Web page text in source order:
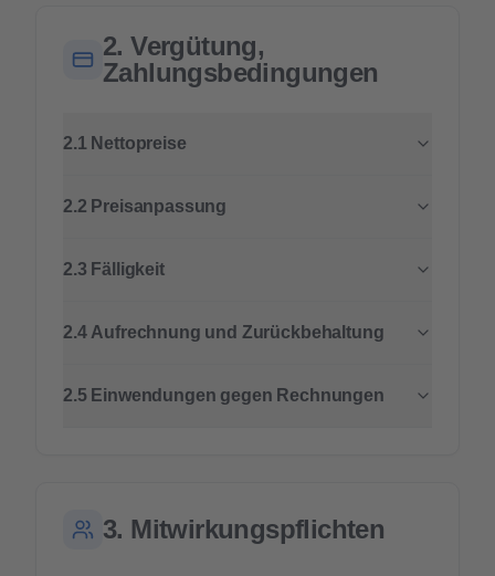
2. Vergütung,
Zahlungsbedingungen
2.1 Nettopreise
2.2 Preisanpassung
2.3 Fälligkeit
2.4 Aufrechnung und Zurückbehaltung
2.5 Einwendungen gegen Rechnungen
3. Mitwirkungspflichten